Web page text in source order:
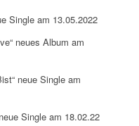
Single am 13.05.2022
neues Album am
neue Single am
Single am 18.02.22